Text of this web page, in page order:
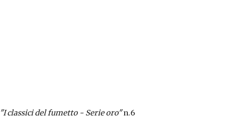
"I classici del fumetto - Serie oro" n.6